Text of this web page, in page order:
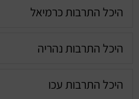
היכל התרבות כרמיאל
היכל התרבות נהריה
היכל התרבות עכו